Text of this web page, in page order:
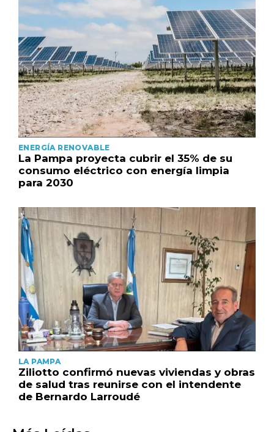
ENERGÍA RENOVABLE
La Pampa proyecta cubrir el 35% de su
consumo eléctrico con energía limpia
para 2030
LA PAMPA
Ziliotto confirmó nuevas viviendas y obras
de salud tras reunirse con el intendente
de Bernardo Larroudé